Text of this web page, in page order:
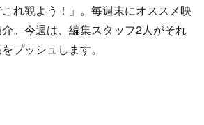
れ観よう！」。毎週末にオススメ映
。今週は、編集スタッフ2人がそれ
プッシュします。